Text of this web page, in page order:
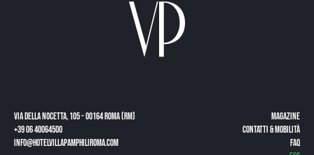
Via della Nocetta, 105 - 00164 Roma (RM)
+39 06 40064500
info@hotelvillapamphiliroma.com
Magazine
CONTATTI & MOBILITÀ
FAQ